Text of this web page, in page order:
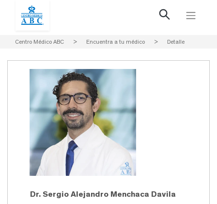
Centro Médico ABC > Encuentra a tu médico > Detalle
Dr. Sergio Alejandro Menchaca Davila